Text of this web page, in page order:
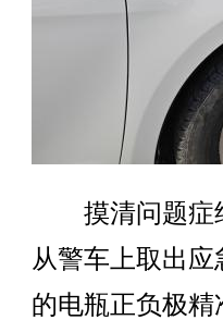
摸清问题症
从警车上取出
的电瓶正负极